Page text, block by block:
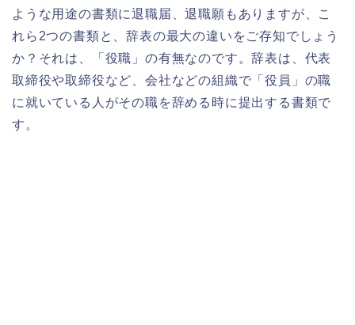
ような用途の書類に退職届、退職願もありますが、こ
れら2つの書類と、辞表の最大の違いをご存知でしょう
か？それは、「役職」の有無なのです。辞表は、代表
取締役や取締役など、会社などの組織で「役員」の職
に就いている人がその職を辞める時に提出する書類で
す。